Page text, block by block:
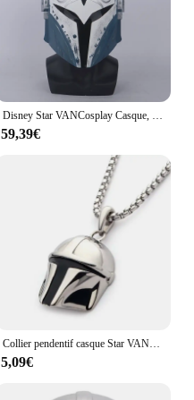
Disney Star VANCosplay Casque, Masque, Mandalorian, Initiation, Katan, Halloween, Femme, Kokor, Costume
59,39€
Collier pendentif casque Star VANMandalorian, édition de collection, cadeau d'anniversaire pour enfants
5,09€